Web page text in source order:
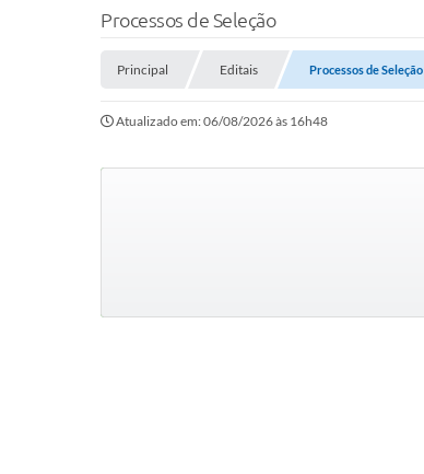
Processos de Seleção
Principal Editais Processos de Seleção
Atualizado em: 06/08/2026 às 16h48